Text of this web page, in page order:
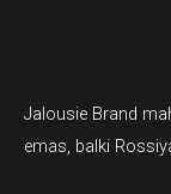
Jalousie Brand
emas, balki